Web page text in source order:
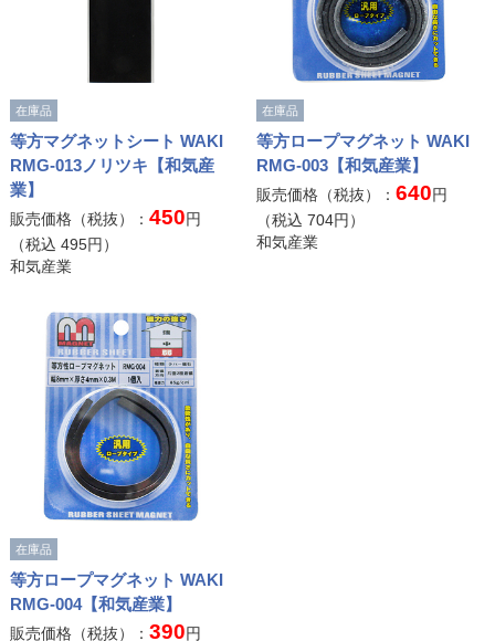
在庫品
等方マグネットシート WAKI
RMG-013ノリツキ【和気産
業】
販売価格（税抜）： 450円
（税込 495円）
和気産業
在庫品
等方ロープマグネット WAKI
RMG-003【和気産業】
販売価格（税抜）：640円
（税込704円）
和気産業
在庫品
等方ロープマグネット WAKI
RMG-004【和気産業】
販売価格（税抜）： 390円